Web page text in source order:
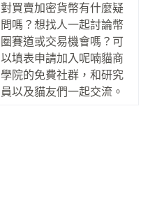
對買賣加密貨幣有什麼疑
問嗎？想找人一起討論幣
圈賽道或交易機會嗎？可
以填表申請加入呢喃貓商
學院的免費社群，和研究
員以及貓友們一起交流。